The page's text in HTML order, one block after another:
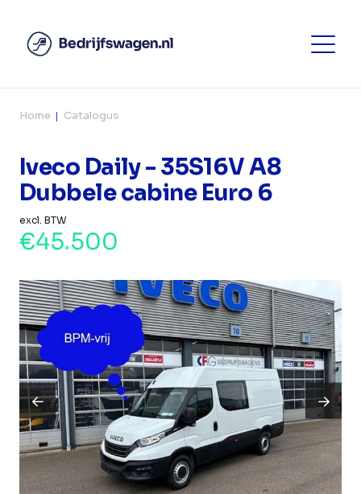
Home Catalogus
Iveco Daily - 35S16V A8
Dubbele cabine Euro 6
excl. BTW
€45.500